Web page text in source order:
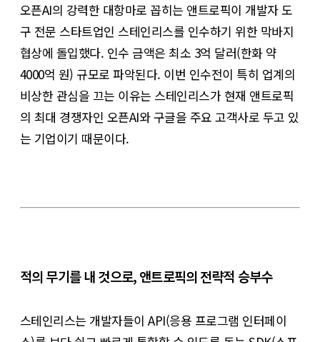
오픈AI의 강력한 대항마로 꼽히는 앤트로픽이 개발자 도
구 전문 스타트업인 스테인리스를 인수하기 위한 막바지
협상에 돌입했다. 인수 금액은 최소 3억 달러(한화 약
4000억 원) 규모로 파악된다. 이번 인수전이 특히 업계의
비상한 관심을 끄는 이유는 스테인리스가 현재 앤트로픽
의 최대 경쟁자인 오픈AI와 구글을 주요 고객사로 두고 있
는 기업이기 때문이다.
적의 무기를 내 것으로, 앤트로픽의 전략적 승부수
스테인리스는 개발자들이 API(응용 프로그램 인터페이